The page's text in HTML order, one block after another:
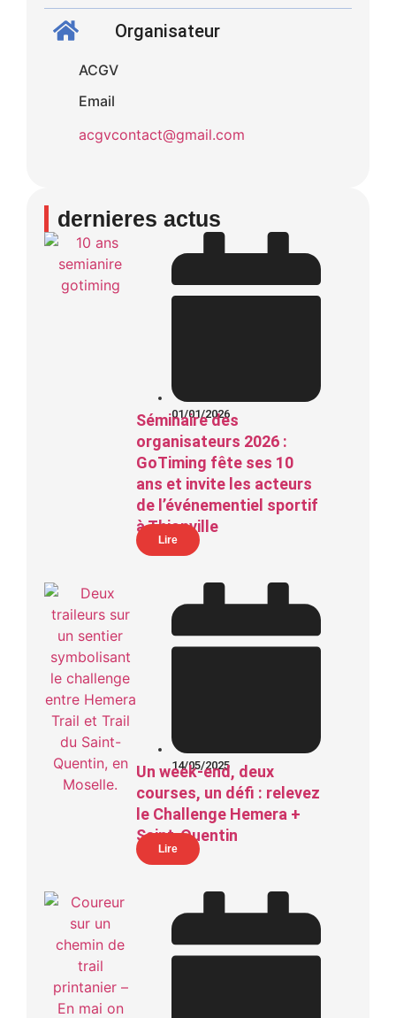
Organisateur
ACGV
Email
acgvcontact@gmail.com
dernieres actus
01/01/2026
Séminaire des
organisateurs 2026 :
GoTiming fête ses 10
ans et invite les acteurs
de l’événementiel sportif
à Thionville
Lire
14/05/2025
Un week-end, deux
courses, un défi : relevez
le Challenge Hemera +
Saint-Quentin
Lire